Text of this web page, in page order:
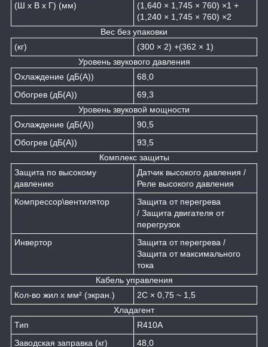
(Ш х В х Г) (мм)
(1,640 × 1,745 × 760) ×1 +
(1,240 × 1,745 × 760) ×2
Вес без упаковки
(кг)
(300 × 2) +(362 × 1)
Уровень звукового давления
Охлаждение (дБ(А))
68,0
Обогрев (дБ(А))
69,3
Уровень звуковой мощности
Охлаждение (дБ(А))
90,5
Обогрев (дБ(А))
93,5
Комплекс защиты
Защита по высокому
давлению
Датчик высокого давления /
Реле высокого давления
Компрессор\вентилятор
Защита от перегрева
/ Защита двигателя от
перегрузок
Инвертор
Защита от перегрева /
Защита от максимального
тока
Кабель управления
Кол-во жил х мм² (экран.)
2C × 0,75 ~ 1,5
Хладагент
Тип
R410A
Заводская заправка (кг)
48,0